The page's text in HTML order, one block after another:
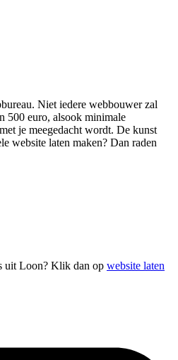
Niet iedere webbouwer zal
500 euro, alsook minimale
je meegedacht wordt. De kunst
website laten maken? Dan raden
uit Loon? Klik dan op website laten